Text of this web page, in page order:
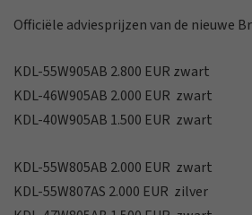
Officiële adviesprijzen van de nieuwe
KDL-55W905AB 2.800 EUR zwart
KDL-46W905AB 2.000 EUR zwart
KDL-40W905AB 1.500 EUR zwart
KDL-55W805AB 2.000 EUR zwart
KDL-55W807AS 2.000 EUR zilver